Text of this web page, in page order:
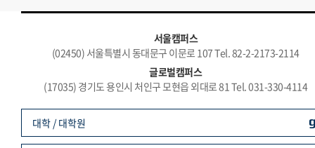
서울캠퍼스
(02450) 서울특별시 동대문구 이문로 107 Tel. 82-2-2173-2114
글로벌캠퍼스
(17035) 경기도 용인시 처인구 모현읍 외대로 81 Tel. 031-330-4114
대학 / 대학원